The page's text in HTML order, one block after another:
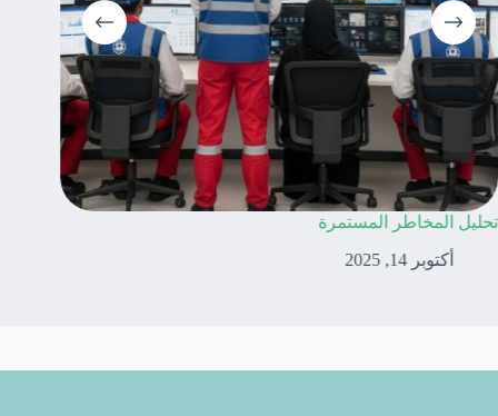
تحليل المخاطر المستمرة
أكتوبر 14, 2025